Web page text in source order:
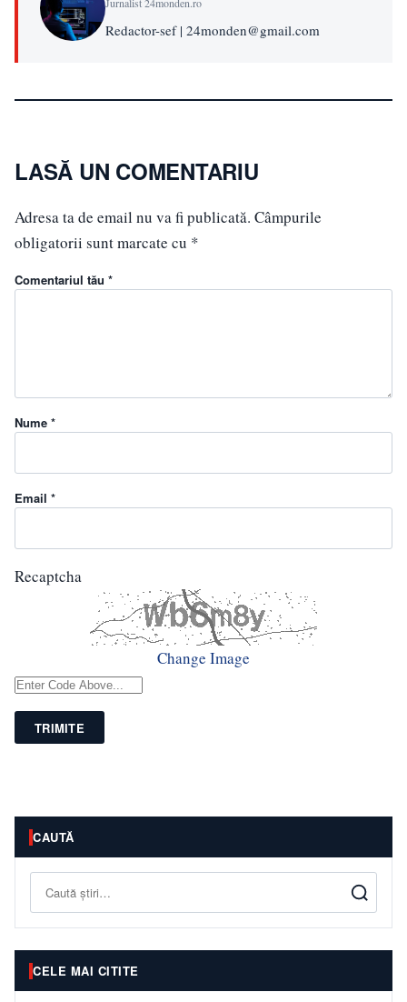
Redactor-sef | 24monden@gmail.com
LASĂ UN COMENTARIU
Adresa ta de email nu va fi publicată. Câmpurile
obligatorii sunt marcate cu *
Comentariul tău *
Nume *
Email *
Recaptcha
Change Image
TRIMITE
CAUTĂ
Caută
CELE MAI CITITE